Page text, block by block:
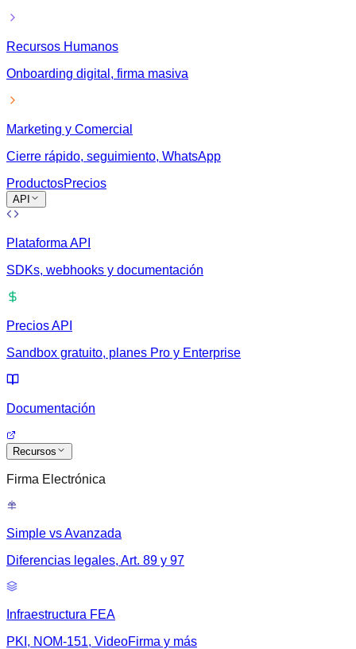
Recursos Humanos
Onboarding digital, firma masiva
Marketing y Comercial
Cierre rápido, seguimiento, WhatsApp
ProductosPrecios
API
Plataforma API
SDKs, webhooks y documentación
Precios API
Sandbox gratuito, planes Pro y Enterprise
Documentación
Recursos
Firma Electrónica
Simple vs Avanzada
Diferencias legales, Art. 89 y 97
Infraestructura FEA
PKI, NOM-151, VideoFirma y más